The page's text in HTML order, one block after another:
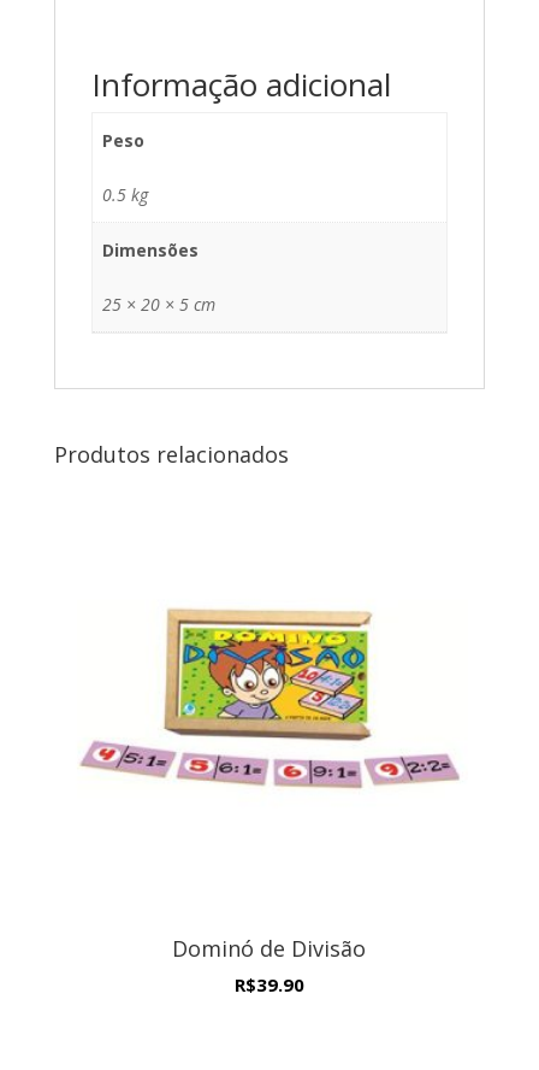
Informação adicional
Peso
0.5 kg
Dimensões
25 × 20 × 5 cm
Produtos relacionados
Dominó de Divisão
R$39.90